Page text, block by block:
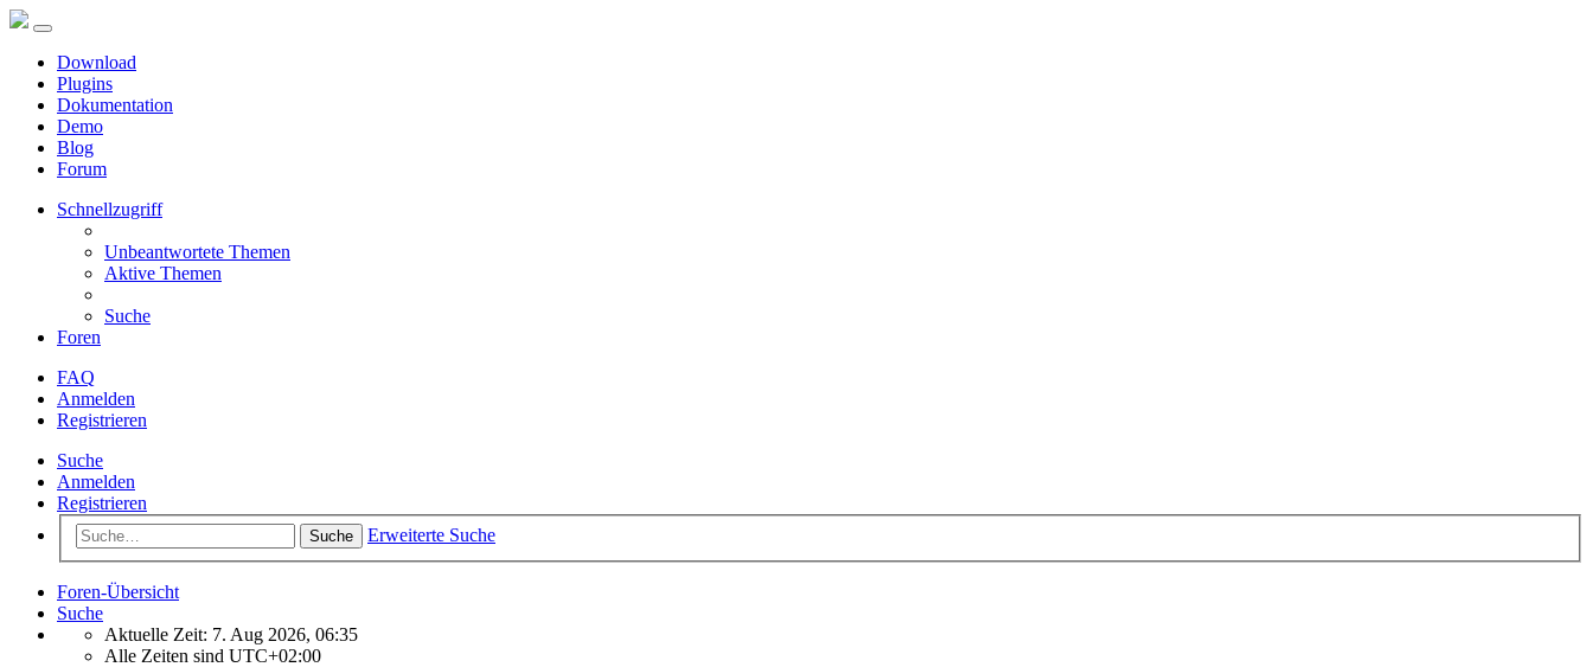
Download
Plugins
Dokumentation
Demo
Blog
Forum
Schnellzugriff
Unbeantwortete Themen
Aktive Themen
Suche
Foren
FAQ
Anmelden
Registrieren
Suche
Anmelden
Registrieren
Suche Erweiterte Suche
Foren-Übersicht
Suche
Aktuelle Zeit: 7. Aug 2026, 06:35
Alle Zeiten sind UTC+02:00